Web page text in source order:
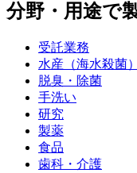
分野・用途で
受託業務
水産（海水殺菌）
脱臭・除菌
手洗い
研究
製薬
食品
歯科・介護